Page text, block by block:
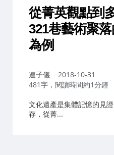
從菁英觀點到
321巷藝術聚
為例
作
者：
連子儀
2018-10-31
481字，閱讀時間約1分鐘
文化遺產是集體記憶的見
存，從菁...